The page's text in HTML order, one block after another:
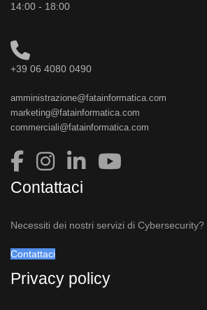
14:00 - 18:00
+39 06 4080 0490
amministrazione@fatainformatica.com
marketing@fatainformatica.com
commerciali@fatainformatica.com
Contattaci
Necessiti dei nostri servizi di Cybersecurity?
Contattaci
Privacy policy